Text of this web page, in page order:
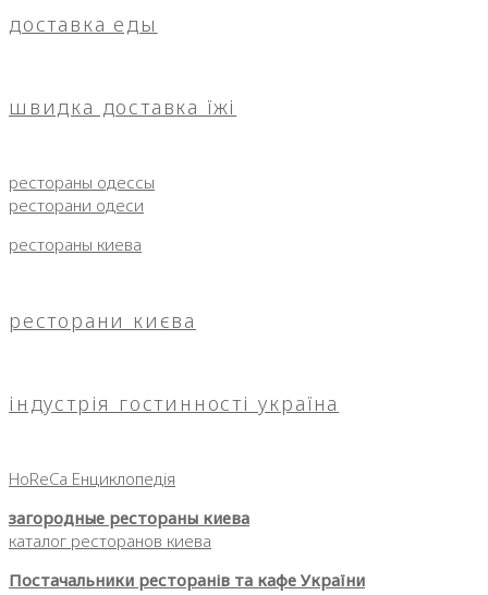
доставка еды
швидка доставка їжі
рестораны одессы
ресторани одеси
рестораны киева
ресторани києва
індустрія гостинності україна
HoReCa Енциклопедія
загородные рестораны киева
каталог ресторанов киева
Постачальники ресторанів та кафе України